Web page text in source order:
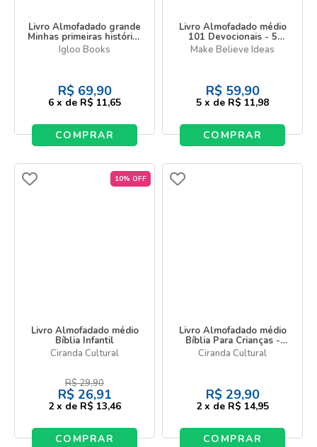
Livro Almofadado grande
Minhas primeiras histórias
bíblicas
Igloo Books
R$ 69,90
6 x de R$ 11,65
COMPRAR
Livro Almofadado médio
101 Devocionais - 5
minutos de reflexão
bíblica
Make Believe Ideas
R$ 59,90
5 x de R$ 11,98
COMPRAR
10% OFF
Livro Almofadado médio
Bíblia Infantil
Ciranda Cultural
R$29,90
R$ 26,91
2 x de R$ 13,46
COMPRAR
Livro Almofadado médio
Bíblia Para Crianças -
Edição Especial com Capa
Almofadada
Ciranda Cultural
R$ 29,90
2 x de R$ 14,95
COMPRAR